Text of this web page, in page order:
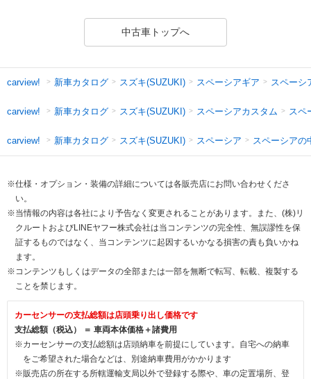
中古車トップへ
carview! 新車カタログ スズキ(SUZUKI) スペーシアギア スペーシ
carview! 新車カタログ スズキ(SUZUKI) スペーシアカスタム スペ
carview! 新車カタログ スズキ(SUZUKI) スペーシア スペーシアの
※仕様・オプション・装備の詳細については各販売店にお問い合わせくださ
い。
※当情報の内容は各社により予告なく変更されることがあります。また、(株)リ
クルートおよびLINEヤフー株式会社は当コンテンツの完全性、無誤謬性を保
証するものではなく、当コンテンツに起因するいかなる損害の責も負いかね
ます。
※コンテンツもしくはデータの全部または一部を無断で転写、転載、複製する
ことを禁じます。
カーセンサーの支払総額は店頭乗り出し価格です
支払総額（税込） ＝ 車両本体価格＋諸費用
※カーセンサーの支払総額は店頭納車を前提にしています。自宅への納車
をご希望された場合などは、別途納車費用がかかります
※販売店の所在する所轄運輸支局以外で登録する際や、車の定置場所、登